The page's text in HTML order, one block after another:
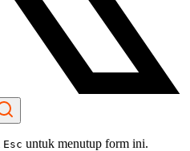
Esc untuk menutup form ini.